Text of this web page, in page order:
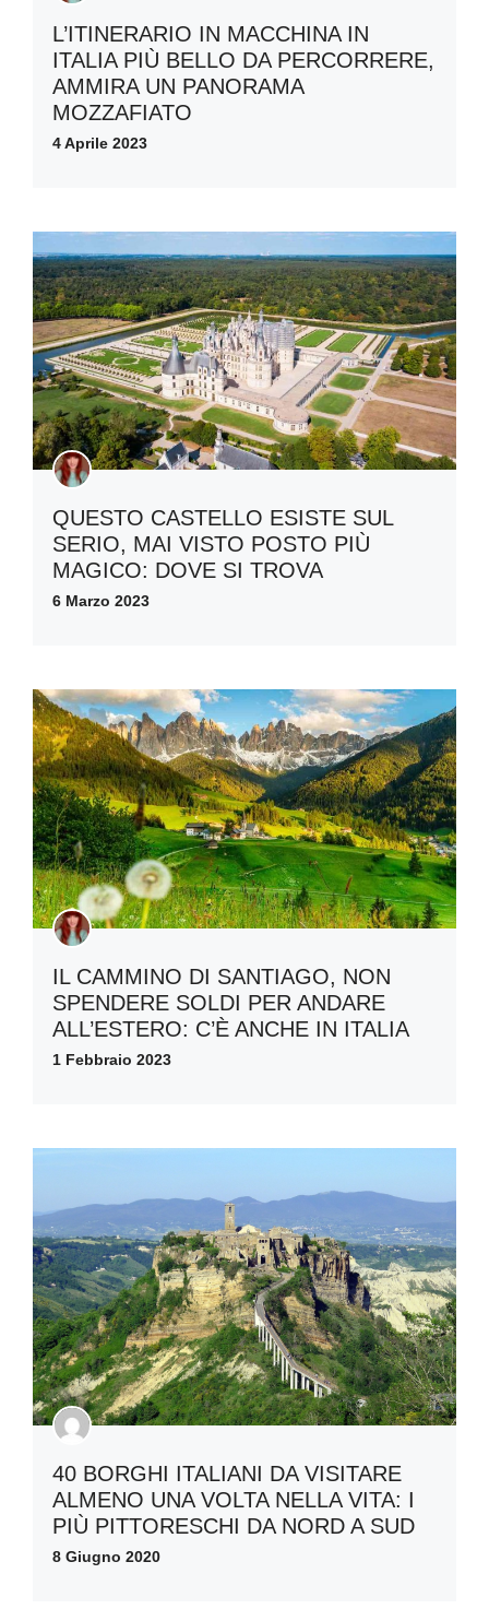
L’ITINERARIO IN MACCHINA IN
ITALIA PIÙ BELLO DA PERCORRERE,
AMMIRA UN PANORAMA
MOZZAFIATO
4 Aprile 2023
QUESTO CASTELLO ESISTE SUL
SERIO, MAI VISTO POSTO PIÙ
MAGICO: DOVE SI TROVA
6 Marzo 2023
IL CAMMINO DI SANTIAGO, NON
SPENDERE SOLDI PER ANDARE
ALL’ESTERO: C’È ANCHE IN ITALIA
1 Febbraio 2023
40 BORGHI ITALIANI DA VISITARE
ALMENO UNA VOLTA NELLA VITA: I
PIÙ PITTORESCHI DA NORD A SUD
8 Giugno 2020